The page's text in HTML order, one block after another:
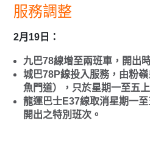
服務調整
2月19日：
九巴78線增至兩班車，開出
城巴78P線投入服務，由粉
魚門道），只於星期一至五
龍運巴士E37線取消星期一
開出之特別班次。